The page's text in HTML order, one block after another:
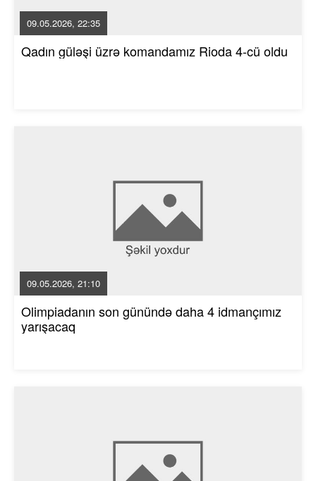
09.05.2026, 22:35
Qadın güləşi üzrə komandamız Rioda 4-cü oldu
09.05.2026, 21:10
Olimpiadanın son günündə daha 4 idmançımız
yarışacaq